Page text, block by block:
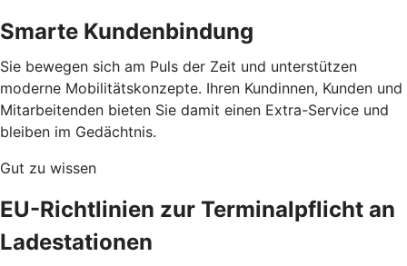
Smarte Kundenbindung
Sie bewegen sich am Puls der Zeit und unterstützen
moderne Mobilitätskonzepte. Ihren Kundinnen, Kunden und
Mitarbeitenden bieten Sie damit einen Extra-Service und
bleiben im Gedächtnis.
Gut zu wissen
EU-Richtlinien zur Terminalpflicht an
Ladestationen